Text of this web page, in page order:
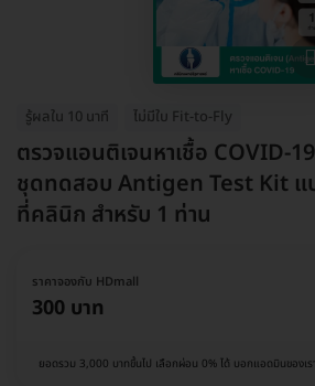
รู้ผลใน 10 นาที ไม่มีใบ Fit-to-Fly
ตรวจแอนติเจนหาเชื้อ COVID-
ชุดทดสอบ Antigen Test Kit แ
ที่คลินิก สำหรับ 1 ท่าน
ราคาจองกับ HDmall
300 บาท
ยอดรวม 3,000 บาทขึ้นไป เลือกผ่อน 0% ได้ บอกแอดมินของเร